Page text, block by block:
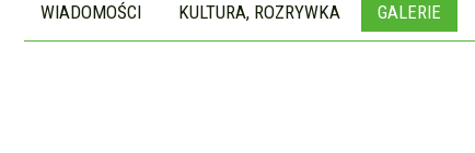
WIADOMOŚCI KULTURA, ROZRYWKA GALERIE